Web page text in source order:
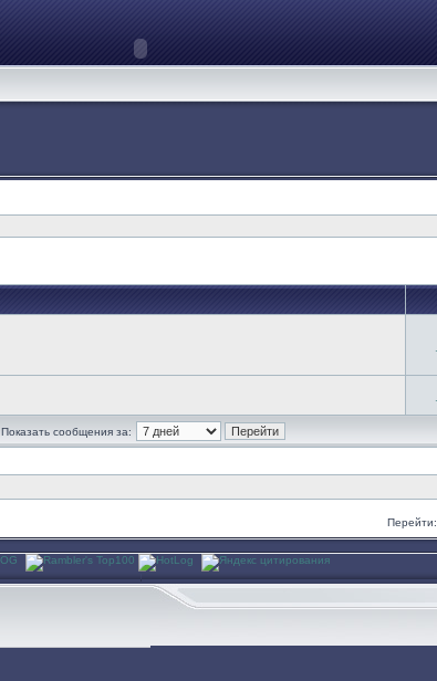
Показать сообщения за:
Перейти: